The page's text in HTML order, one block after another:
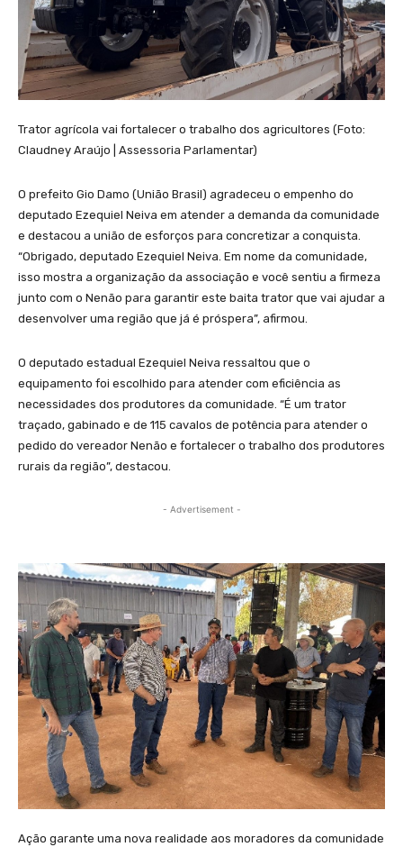
Trator agrícola vai fortalecer o trabalho dos agricultores (Foto:
Claudney Araújo | Assessoria Parlamentar)
O prefeito Gio Damo (União Brasil) agradeceu o empenho do
deputado Ezequiel Neiva em atender a demanda da comunidade
e destacou a união de esforços para concretizar a conquista.
“Obrigado, deputado Ezequiel Neiva. Em nome da comunidade,
isso mostra a organização da associação e você sentiu a firmeza
junto com o Nenão para garantir este baita trator que vai ajudar a
desenvolver uma região que já é próspera”, afirmou.
O deputado estadual Ezequiel Neiva ressaltou que o
equipamento foi escolhido para atender com eficiência as
necessidades dos produtores da comunidade. “É um trator
traçado, gabinado e de 115 cavalos de potência para atender o
pedido do vereador Nenão e fortalecer o trabalho dos produtores
rurais da região”, destacou.
- Advertisement -
Ação garante uma nova realidade aos moradores da comunidade